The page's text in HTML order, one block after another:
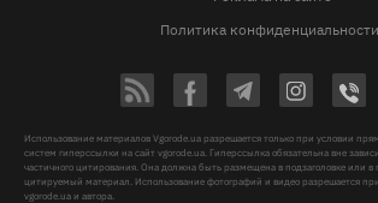
Политика конфиденциальности
Использование материалов Vgorode.ua разрешается только при условии
систем гиперссылки на сайт vgorode.ua. Гиперссылка обязательна вне
частичного цитирования. Она должна быть размещена в подзаголовке или в
цитируемый материал. Использование фотографий и видео разрешается
vgorode.ua и автора.